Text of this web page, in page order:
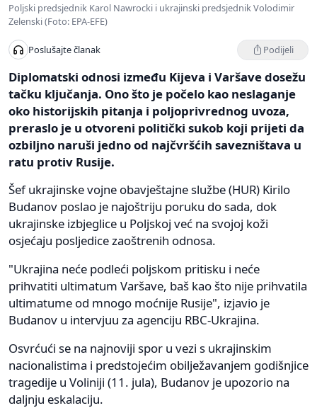
Poljski predsjednik Karol Nawrocki i ukrajinski predsjednik Volodimir
Zelenski (Foto: EPA-EFE)
Poslušajte članak Podijeli
Diplomatski odnosi između Kijeva i Varšave dosežu
tačku ključanja. Ono što je počelo kao neslaganje
oko historijskih pitanja i poljoprivrednog uvoza,
preraslo je u otvoreni politički sukob koji prijeti da
ozbiljno naruši jedno od najčvršćih savezništava u
ratu protiv Rusije.
Šef ukrajinske vojne obavještajne službe (HUR) Kirilo
Budanov poslao je najoštriju poruku do sada, dok
ukrajinske izbjeglice u Poljskoj već na svojoj koži
osjećaju posljedice zaoštrenih odnosa.
"Ukrajina neće podleći poljskom pritisku i neće
prihvatiti ultimatum Varšave, baš kao što nije prihvatila
ultimatume od mnogo moćnije Rusije", izjavio je
Budanov u intervjuu za agenciju RBC-Ukrajina.
Osvrćući se na najnoviji spor u vezi s ukrajinskim
nacionalistima i predstojećim obilježavanjem godišnjice
tragedije u Voliniji (11. jula), Budanov je upozorio na
daljnju eskalaciju.